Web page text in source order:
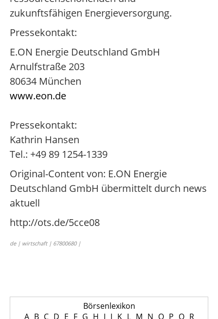
zukunftsfähigen Energieversorgung.
Pressekontakt:
E.ON Energie Deutschland GmbH
Arnulfstraße 203
80634 München
www.eon.de
Pressekontakt:
Kathrin Hansen
Tel.: +49 89 1254-1339
Original-Content von: E.ON Energie
Deutschland GmbH übermittelt durch news
aktuell
http://ots.de/5cce08
de | wirtschaft | 67800680 |
Börsenlexikon
A B C D E F G H I J K L M N O P Q R